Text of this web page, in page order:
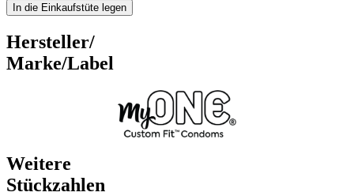
In die Einkaufstüte legen
Hersteller/
Marke/Label
Weitere
Stückzahlen